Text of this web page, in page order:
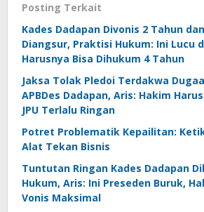
Posting Terkait
Kades Dadapan Divonis 2 Tahun
Diangsur, Praktisi Hukum: Ini Lucu
Harusnya Bisa Dihukum 4 Tahun
Jaksa Tolak Pledoi Terdakwa
APBDes Dadapan, Aris: Hakim
JPU Terlalu Ringan
Potret Problematik Kepailitan:
Alat Tekan Bisnis
Tuntutan Ringan Kades Dadapan
Hukum, Aris: Ini Preseden Buruk,
Vonis Maksimal